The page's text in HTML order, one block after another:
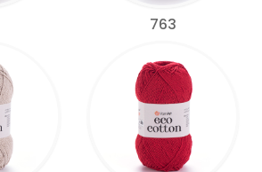
763